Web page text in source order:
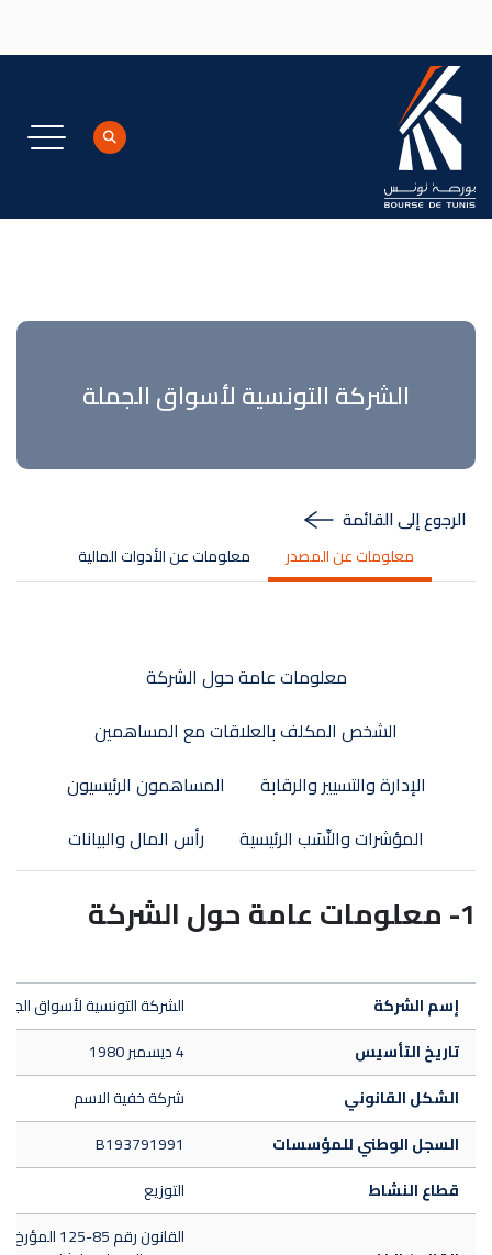
الشركة التونسية لأسواق الجملة
الرجوع إلى القائمة
معلومات عن المصدر معلومات عن الأدوات المالية
معلومات عامة حول الشركة
الشخص المكلف بالعلاقات مع المساهمين
الإدارة والتسيير والرقابة
المساهمون الرئيسيون
المؤشرات والنِّسَب الرئيسية
رأس المال والبيانات
1- معلومات عامة حول الشركة
إسم الشركة
الشركة التونسية لأسواق
تاريخ التأسيس
4 ديسمبر 1980
الشكل القانوني
شركة خفية الاسم
السجل الوطني للمؤسسات
B193791991
قطاع النشاط
التوزيع